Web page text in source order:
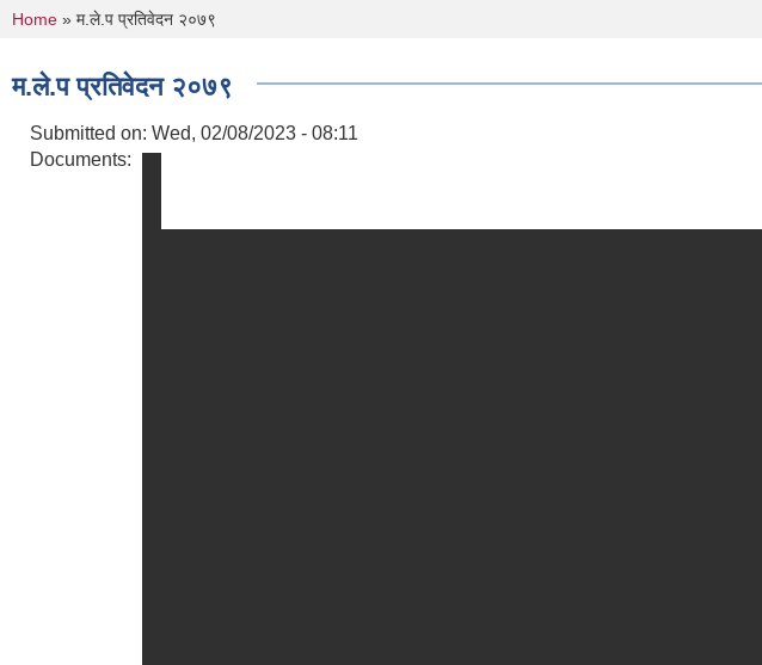
You are here
Home » म.ले.प प्रतिवेदन २०७९
म.ले.प प्रतिवेदन २०७९
Submitted on: Wed, 02/08/2023 - 08:11
Documents: